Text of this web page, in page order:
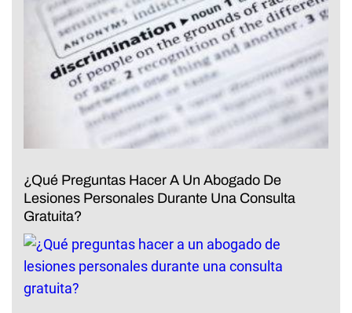
¿Qué Preguntas Hacer A Un Abogado De
Lesiones Personales Durante Una Consulta
Gratuita?